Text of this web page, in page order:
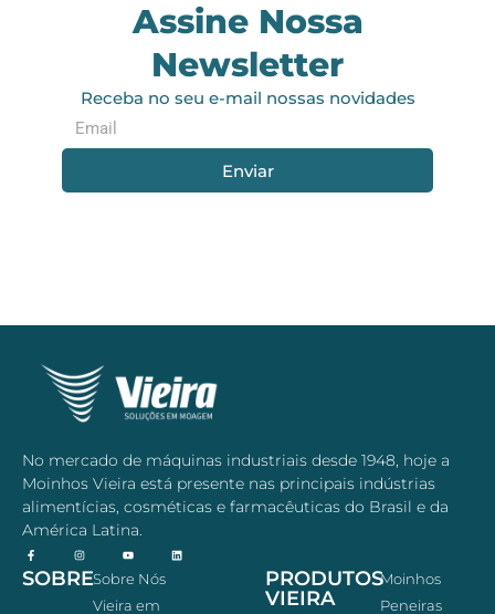
Assine Nossa
Newsletter
Receba no seu e-mail nossas novidades
Enviar
No mercado de máquinas industriais desde 1948, hoje a
Moinhos Vieira está presente nas principais indústrias
alimentícias, cosméticas e farmacêuticas do Brasil e da
América Latina.
SOBRESobre Nós
Vieira em
PRODUTOS
VIEIRA
Moinhos
Peneiras